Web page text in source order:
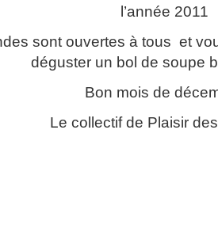
l’année 2011
sont ouvertes à tous et
déguster un bol de soupe
Bon mois de
Le collectif de Plaisir